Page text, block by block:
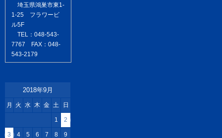
埼玉県鴻巣市東1-
1-25 フラワービ
ル5F
TEL：048-543-
7767 FAX：048-
543-2179
2018年9月
月 火 水 木 金 土 日
1 2
3 4 5 6 7 8 9